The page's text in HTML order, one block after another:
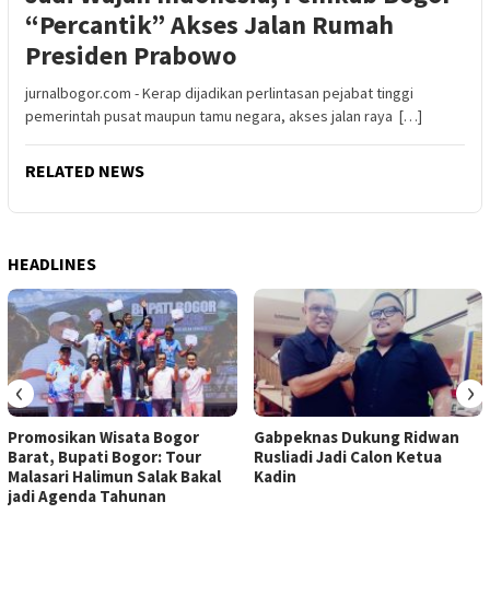
“Percantik” Akses Jalan Rumah
Presiden Prabowo
jurnalbogor.com - Kerap dijadikan perlintasan pejabat tinggi
pemerintah pusat maupun tamu negara, akses jalan raya […]
RELATED NEWS
HEADLINES
Promosikan Wisata Bogor
Barat, Bupati Bogor: Tour
Malasari Halimun Salak Bakal
jadi Agenda Tahunan
Gabpeknas Dukung Ridwan
Rusliadi Jadi Calon Ketua
Kadin
‹ ›